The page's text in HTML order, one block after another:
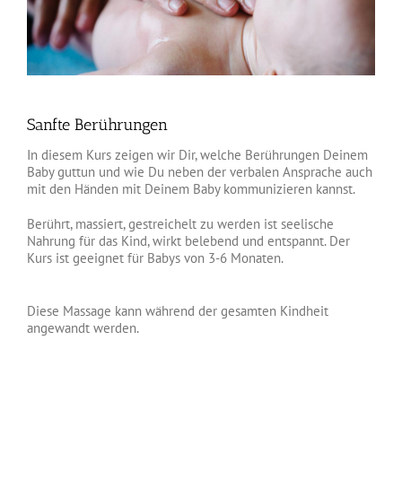
Sanfte Berührungen
In diesem Kurs zeigen wir Dir, welche Berührungen Deinem
Baby guttun und wie Du neben der verbalen Ansprache auch
mit den Händen mit Deinem Baby kommunizieren kannst.
Berührt, massiert, gestreichelt zu werden ist seelische
Nahrung für das Kind, wirkt belebend und entspannt. Der
Kurs ist geeignet für Babys von 3-6 Monaten.
Diese Massage kann während der gesamten Kindheit
angewandt werden.